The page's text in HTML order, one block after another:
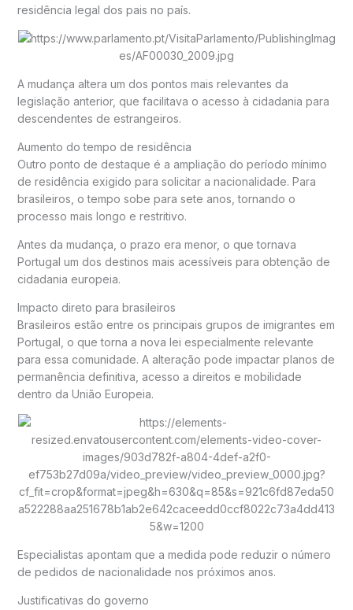
residência legal dos pais no país.
A mudança altera um dos pontos mais relevantes da
legislação anterior, que facilitava o acesso à cidadania para
descendentes de estrangeiros.
Aumento do tempo de residência
Outro ponto de destaque é a ampliação do período mínimo
de residência exigido para solicitar a nacionalidade. Para
brasileiros, o tempo sobe para sete anos, tornando o
processo mais longo e restritivo.
Antes da mudança, o prazo era menor, o que tornava
Portugal um dos destinos mais acessíveis para obtenção de
cidadania europeia.
Impacto direto para brasileiros
Brasileiros estão entre os principais grupos de imigrantes em
Portugal, o que torna a nova lei especialmente relevante
para essa comunidade. A alteração pode impactar planos de
permanência definitiva, acesso a direitos e mobilidade
dentro da União Europeia.
Especialistas apontam que a medida pode reduzir o número
de pedidos de nacionalidade nos próximos anos.
Justificativas do governo